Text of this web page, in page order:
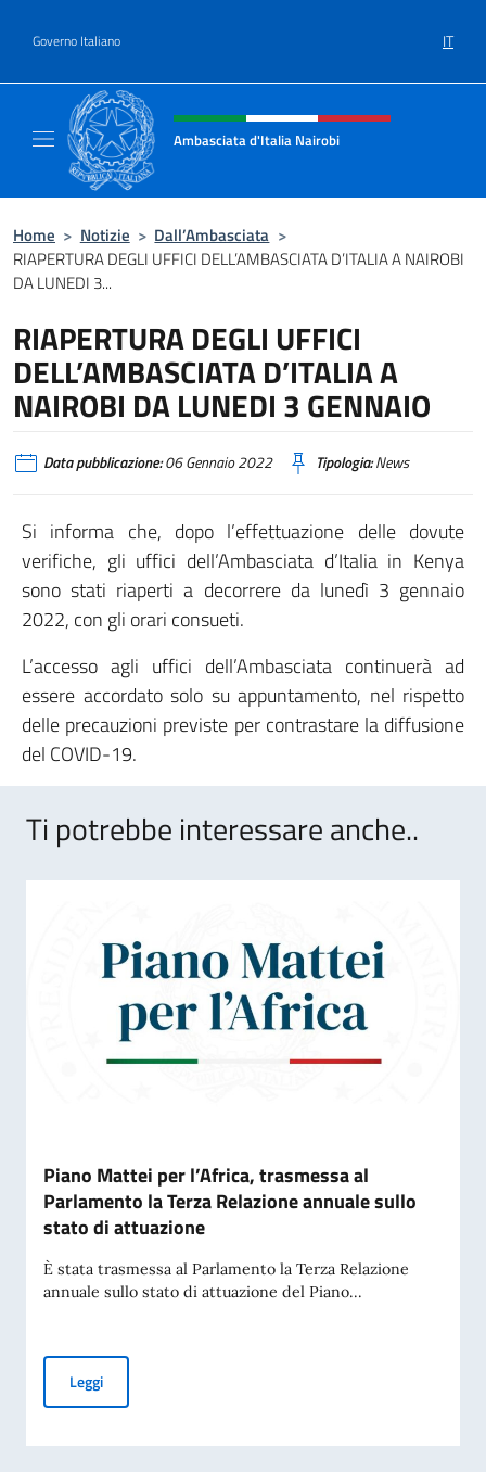
Governo Italiano IT
Intestazione sito, social e menù
Ambasciata d'Italia Nairobi
Home > Notizie > Dall’Ambasciata >
RIAPERTURA DEGLI UFFICI DELL’AMBASCIATA D’ITALIA A NAIROBI
DA LUNEDI 3...
RIAPERTURA DEGLI UFFICI
DELL’AMBASCIATA D’ITALIA A
NAIROBI DA LUNEDI 3 GENNAIO
Data pubblicazione:06 Gennaio 2022 Tipologia:News
Si informa che, dopo l’effettuazione delle dovute
verifiche, gli uffici dell’Ambasciata d’Italia in Kenya
sono stati riaperti a decorrere da lunedì 3 gennaio
2022, con gli orari consueti.
L’accesso agli uffici dell’Ambasciata continuerà ad
essere accordato solo su appuntamento, nel rispetto
delle precauzioni previste per contrastare la diffusione
del COVID-19.
Ti potrebbe interessare anche..
Piano Mattei per l’Africa, trasmessa al
Parlamento la Terza Relazione annuale sullo
stato di attuazione
È stata trasmessa al Parlamento la Terza Relazione
annuale sullo stato di attuazione del Piano...
LeggiPiano Mattei per l’Africa, trasmessa al Parlamento la